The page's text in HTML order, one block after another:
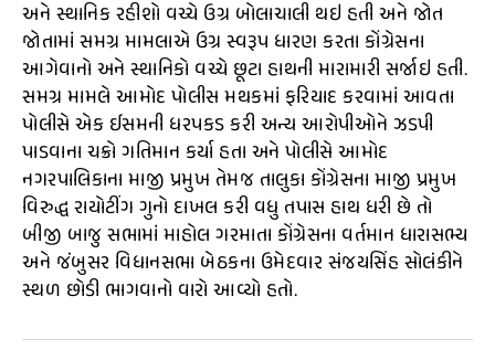
અને સ્થાનિક રહીશો વચ્ચે ઉગ્ર બોલાચાલી થઇ હતી અને જોત
જોતામાં સમગ્ર મામલાએ ઉગ્ર સ્વરૂપ ધારણ કરતા કોંગ્રેસના
આગેવાનો અને સ્થાનિકો વચ્ચે છૂટા હાથની મારામારી સર્જાઇ હતી.
સમગ્ર મામલે આમોદ પોલીસ મથકમાં ફરિયાદ કરવામાં આવતા
પોલીસે એક ઈસમની ધરપકડ કરી અન્ય આરોપીઓને ઝડપી
પાડવાના ચક્રો ગતિમાન કર્યા હતા અને પોલીસે આમોદ
નગરપાલિકાના માજી પ્રમુખ તેમજ તાલુકા કોંગ્રેસના માજી પ્રમુખ
વિરુદ્ધ રાયોટીંગ ગુનો દાખલ કરી વધુ તપાસ હાથ ધરી છે તો
બીજી બાજુ સભામાં માહોલ ગરમાતા કોંગ્રેસના વર્તમાન ધારાસભ્ય
અને જંબુસર વિધાનસભા બેઠકના ઉમેદવાર સંજયસિંહ સોલંકીને
સ્થળ છોડી ભાગવાનો વારો આવ્યો હતો.